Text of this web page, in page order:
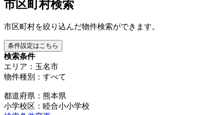
市区町村検索
市区町村を絞り込んだ物件検索ができます。
条件設定はこちら
検索条件
エリア：玉名市
物件種別：すべて
都道府県：熊本県
小学校区：睦合小小学校